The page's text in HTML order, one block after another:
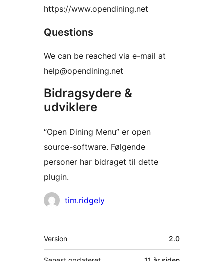
https://www.opendining.net
Questions
We can be reached via e-mail at
help@opendining.net
Bidragsydere &
udviklere
“Open Dining Menu” er open
source-software. Følgende
personer har bidraget til dette
plugin.
Bidragsydere
tim.ridgely
Meta
Version 2.0